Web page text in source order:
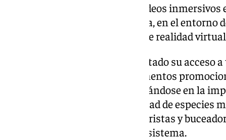
el suministro de una serie de videos
oceánica de la ciudad de Almería, en el entorno
abastecimiento de unas gafas de realidad
Los videos a suministrar, habilitado su acceso
municipal, actuarán como elementos
entorno del Cabo de Gata, centrándose en la
Posidonia oceánica y la diversidad de especies
entorno marino, alentando a turistas y
sumergirse para apreciar el ecosistema.